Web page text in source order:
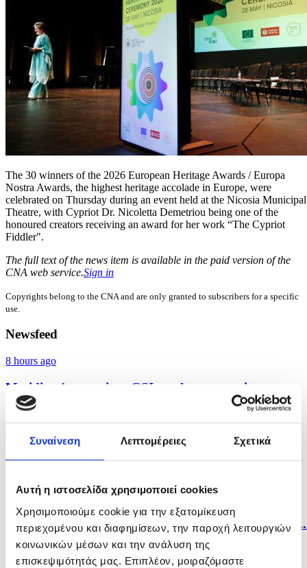
Συναίνεση Λεπτομέρειες Σχετικά
Αυτή η ιστοσελίδα χρησιμοποιεί cookies
Χρησιμοποιούμε cookie για την εξατομίκευση
περιεχομένου και διαφημίσεων, την παροχή λειτουργιών
κοινωνικών μέσων και την ανάλυση της
επισκεψιμότητάς μας. Επιπλέον, μοιραζόμαστε
The 30 winners of the 2026 European Heritage Awards / Europa
Nostra Awards, the highest heritage accolade in Europe, were
celebrated on Thursday during an event held at the Nicosia Municipal
Theatre, with Cypriot Dr. Nicoletta Demetriou being one of the
honoured creators receiving an award for her work “The Cypriot
Fiddler".
The full text of the news item is available in the paid version of the
CNA web service.Sign in
Copyrights belong to the CNA and are only granted to subscribers for a specific
use.
Newsfeed
8 hours ago
Meridiam’s entry into GSI marks a strategic
milestone,...
FIBA Europe congratulates Cyprus on U18
9 hours ago
Industrial producer prices in Cyprus rise by 0.3%
10 hours ago